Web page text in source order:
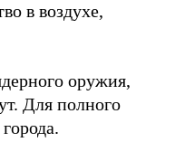
в воздухе,
оружия,
Для полного